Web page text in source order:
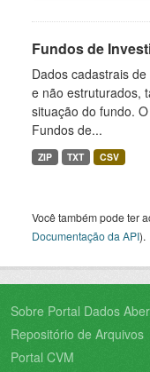
Fundos de
Dados cadastrais
e não estruturados,
situação do fundo.
Fundos de...
ZIP TXT CSV
Você também pode ter
Documentação da API).
Sobre Portal Dados
Repositório de Arquivos
Portal CVM